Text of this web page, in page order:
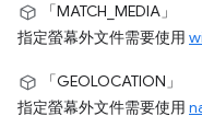
「MATCH_MEDIA」
指定螢幕外文件需要使用
「GEOLOCATION」
指定螢幕外文件需要使用